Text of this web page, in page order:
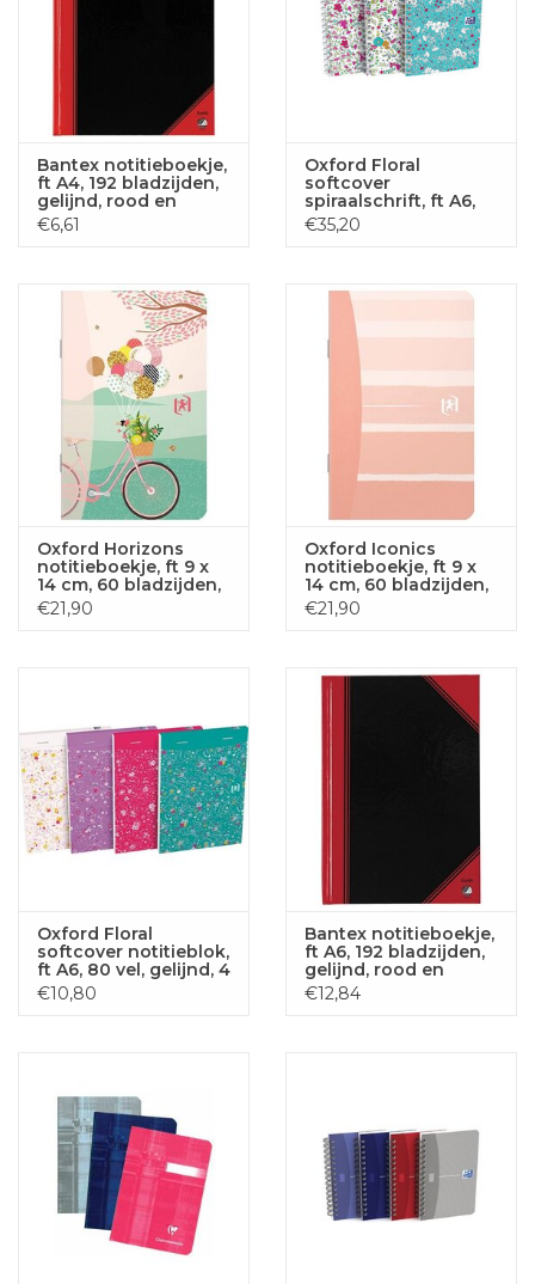
Bantex notitieboekje,
ft A4, 192 bladzijden,
gelijnd, rood en
zwart
€6,61
Oxford Floral
softcover
spiraalschrift, ft A6,
50 vel, geruit 5 mm, 4
geassorteerde
€35,20
Oxford Horizons
notitieboekje, ft 9 x
14 cm, 60 bladzijden,
gelijnd,
geassorteerde
€21,90
Oxford Iconics
notitieboekje, ft 9 x
14 cm, 60 bladzijden,
gelijnd,
geassorteerde
€21,90
Oxford Floral
softcover notitieblok,
ft A6, 80 vel, gelijnd, 4
geassorteerde
designs
€10,80
Bantex notitieboekje,
ft A6, 192 bladzijden,
gelijnd, rood en
zwart
€12,84